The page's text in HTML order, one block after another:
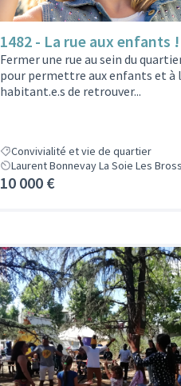
1482 - La rue aux enfants !
Fermer une rue au sein du
pour permettre aux enfants et à
habitant.e.s de retrouver...
Convivialité et vie de quartier
Laurent Bonnevay La Soie Les
10 000 €